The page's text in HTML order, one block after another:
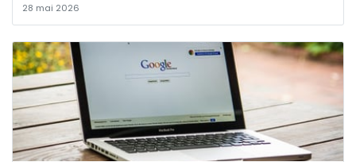
28 mai 2026